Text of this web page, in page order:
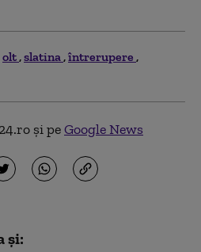
olt slatina întrerupere
și peGoogle News
și: